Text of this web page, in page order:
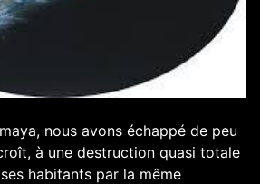
nous avons échappé de peu
à une destruction quasi totale
habitants par la même